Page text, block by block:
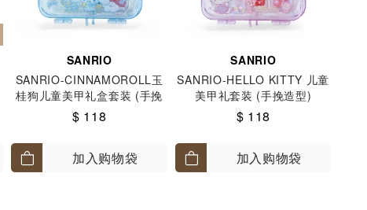
SANRIO
SANRIO-CINNAMOROLL玉
桂狗儿童美甲礼盒套装 (手挽
造型)
$ 118
加入购物袋
SANRIO
SANRIO-HELLO KITTY 儿童
美甲礼套装 (手挽造型)
$ 118
加入购物袋